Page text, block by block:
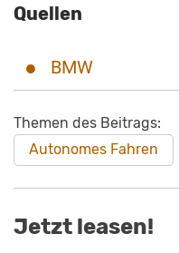
Quellen
BMW
Themen des Beitrags:
Autonomes Fahren
Jetzt leasen!